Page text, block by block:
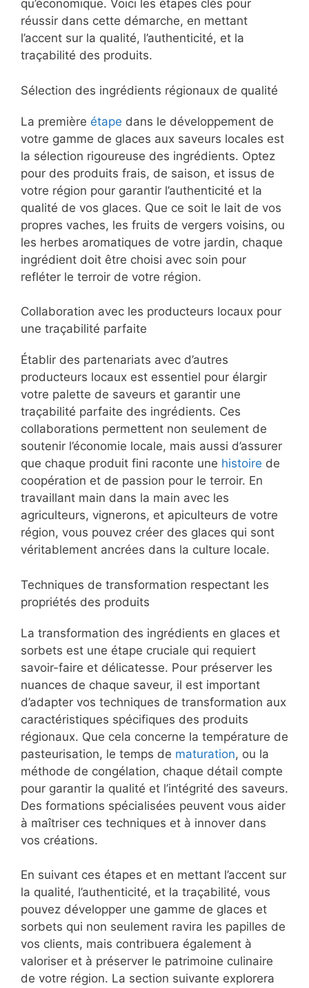
qu’économique. Voici les étapes clés pour
réussir dans cette démarche, en mettant
l’accent sur la qualité, l’authenticité, et la
traçabilité des produits.
Sélection des ingrédients régionaux de qualité
La première étape dans le développement de
votre gamme de glaces aux saveurs locales est
la sélection rigoureuse des ingrédients. Optez
pour des produits frais, de saison, et issus de
votre région pour garantir l’authenticité et la
qualité de vos glaces. Que ce soit le lait de vos
propres vaches, les fruits de vergers voisins, ou
les herbes aromatiques de votre jardin, chaque
ingrédient doit être choisi avec soin pour
refléter le terroir de votre région.
Collaboration avec les producteurs locaux pour
une traçabilité parfaite
Établir des partenariats avec d’autres
producteurs locaux est essentiel pour élargir
votre palette de saveurs et garantir une
traçabilité parfaite des ingrédients. Ces
collaborations permettent non seulement de
soutenir l’économie locale, mais aussi d’assurer
que chaque produit fini raconte une histoire de
coopération et de passion pour le terroir. En
travaillant main dans la main avec les
agriculteurs, vignerons, et apiculteurs de votre
région, vous pouvez créer des glaces qui sont
véritablement ancrées dans la culture locale.
Techniques de transformation respectant les
propriétés des produits
La transformation des ingrédients en glaces et
sorbets est une étape cruciale qui requiert
savoir-faire et délicatesse. Pour préserver les
nuances de chaque saveur, il est important
d’adapter vos techniques de transformation aux
caractéristiques spécifiques des produits
régionaux. Que cela concerne la température de
pasteurisation, le temps de maturation, ou la
méthode de congélation, chaque détail compte
pour garantir la qualité et l’intégrité des saveurs.
Des formations spécialisées peuvent vous aider
à maîtriser ces techniques et à innover dans
vos créations.
En suivant ces étapes et en mettant l’accent sur
la qualité, l’authenticité, et la traçabilité, vous
pouvez développer une gamme de glaces et
sorbets qui non seulement ravira les papilles de
vos clients, mais contribuera également à
valoriser et à préserver le patrimoine culinaire
de votre région. La section suivante explorera